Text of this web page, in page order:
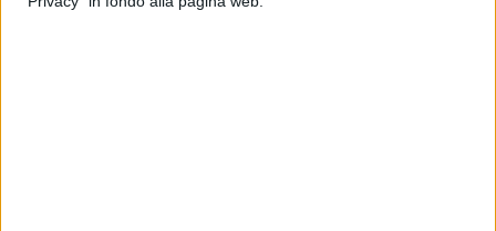
della "Nuova Carta dei Diritti della Bambina" nove articoli per